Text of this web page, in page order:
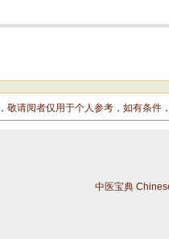
请阅者仅用于个人参考，如有条件
中医宝典